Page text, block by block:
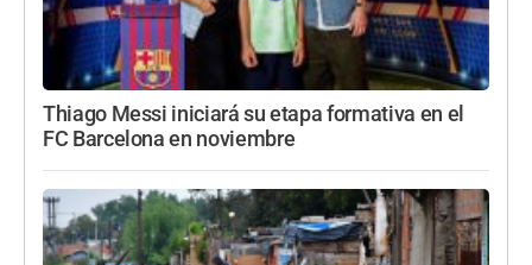
Thiago Messi iniciará su etapa formativa en el
FC Barcelona en noviembre